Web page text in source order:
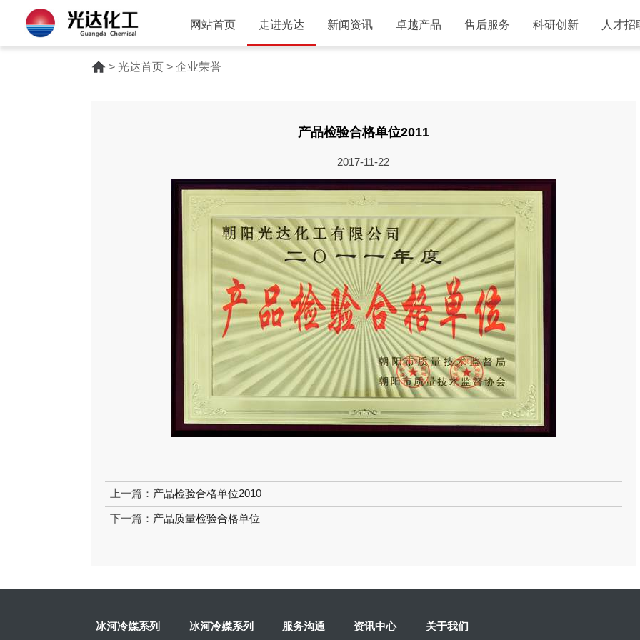
网站首页 走进光达 新闻资讯 卓越产品 售后服务 科研创新 人才招
> 光达首页 > 企业荣誉
产品检验合格单位2011
2017-11-22
上一篇： 产品检验合格单位2010
下一篇： 产品质量检验合格单位
冰河冷媒系列 冰河冷媒系列 服务沟通 资讯中心
关于我们